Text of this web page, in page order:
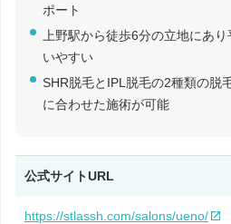
ポート
上野駅から徒歩6分の立地にあ
いやすい
SHR脱毛とIPL脱毛の2種類の脱
に合わせた施術が可能
公式サイトURL
https://stlassh.com/salons/ueno/